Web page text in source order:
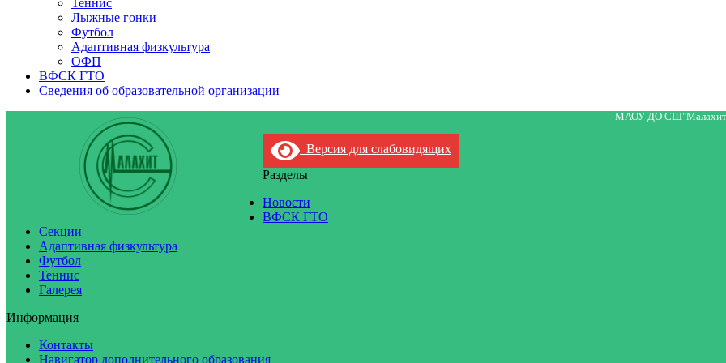
Лыжные гонки
Футбол
Адаптивная физкультура
ОФП
ВФСК ГТО
Сведения об образовательной организации
МАОУ ДО
Версия для слабовидящих
Разделы
Новости
ВФСК ГТО
Секции
Адаптивная физкультура
Футбол
Теннис
Галерея
Информация
Контакты
Навигатор дополнительного образования